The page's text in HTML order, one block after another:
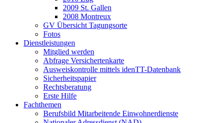
2009 St. Gallen
2008 Montreux
GV Übersicht Tagungsorte
Fotos
Dienstleistungen
Mitglied werden
Abfrage Versichertenkarte
Ausweiskontrolle mittels idenTT-Datenbank
Sicherheitspapier
Rechtsberatung
Erste Hilfe
Fachthemen
Berufsbild Mitarbeitende Einwohnerdienste